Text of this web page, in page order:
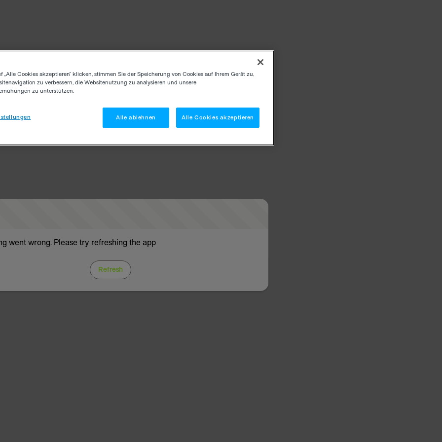
went wrong. Please try refreshing the app
Refresh
„Alle Cookies akzeptieren“ klicken, stimmen Sie der Speicherung von Cookies auf Ihrem Gerät zu,
zu verbessern, die Websitenutzung zu analysieren und unsere
zu unterstützen.
Alle ablehnen Alle Cookies akzeptieren